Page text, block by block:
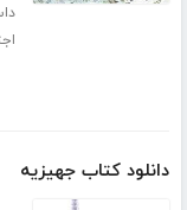
دانلود کتاب جهیزیه